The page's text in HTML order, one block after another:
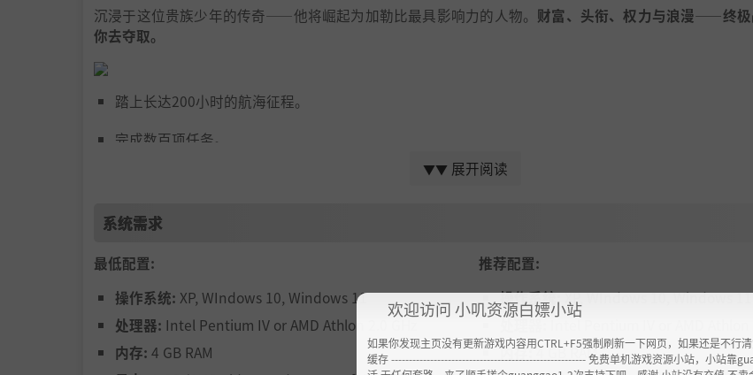
沉浸于这位贵族少年的传奇——他将崛起为加勒比最具影响力的人物。 财富、头衔、权力与浪漫——终极
你去夺取。
踏上长达200小时的航海征程。
完成数百项任务。
自由畅玩、迅速推进剧情或两者兼得——你是船长，你的船将按你的指令航行。
体验带有神秘色彩的历史叙事。
探索浪漫邂逅与同伴关系。
从总督到海盗男爵，多种职业任君选择。
▼▼ 展开阅读
系统需求
最低配置:
操作系统: XP, WIndows 10, Windows 11
处理器: Intel Pentium IV or AMD Athlon 2.0 GHz
内存: 4 GB RAM
推荐配置:
操作系统:XP, WIndows 10, Windows 11
内存:4 GB RAM
欢迎访问 小叽资源白嫖小站
如果你发现主页没有更新游戏内容用CTRL+F5强制刷新一下网页，如果还是不行
缓存 ------------------------------------------------------- 免费单机游戏资源小站，小站靠